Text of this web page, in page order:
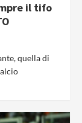
il tifo
quella di